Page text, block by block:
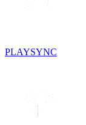
PLAYSYNC